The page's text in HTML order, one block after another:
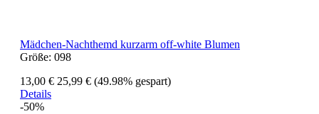
Mädchen-Nachthemd kurzarm off-white Blumen
Größe: 098
13,00 € 25,99 € (49.98% gespart)
Details
-50%